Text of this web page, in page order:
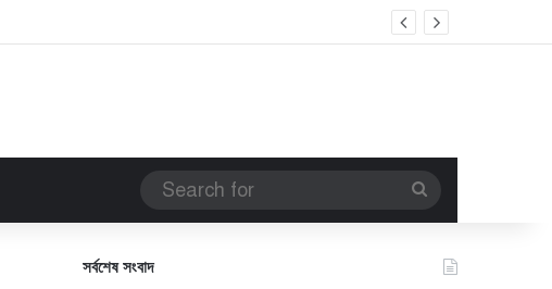
for
সর্বশেষ সংবাদ